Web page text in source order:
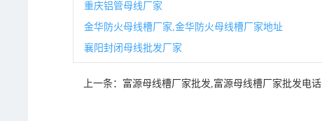
重庆铝管母线厂家
金华防火母线槽厂家,金华防火母线槽厂家地址
襄阳封闭母线批发厂家
上一条： 富源母线槽厂家批发,富源母线槽厂家批发电话